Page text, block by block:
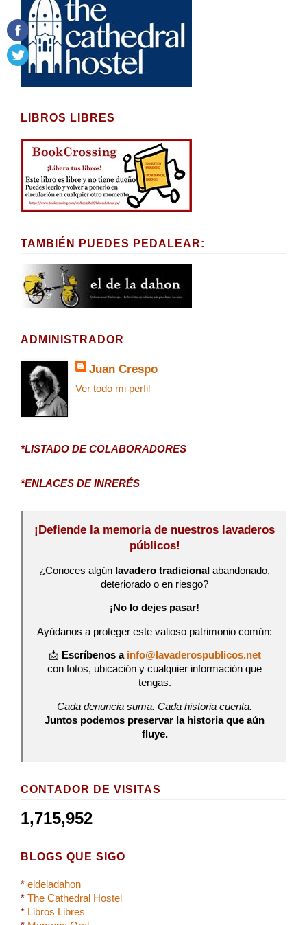
LIBROS LIBRES
TAMBIÉN PUEDES PEDALEAR:
ADMINISTRADOR
Juan Crespo
Ver todo mi perfil
*LISTADO DE COLABORADORES
*ENLACES DE INRERÉS
¡Defiende la memoria de nuestros lavaderos
públicos!
¿Conoces algún lavadero tradicional abandonado,
deteriorado o en riesgo?
¡No lo dejes pasar!
Ayúdanos a proteger este valioso patrimonio común:
📩 Escríbenos a info@lavaderospublicos.net
con fotos, ubicación y cualquier información que
tengas.
Cada denuncia suma. Cada historia cuenta.
Juntos podemos preservar la historia que aún
fluye.
CONTADOR DE VISITAS
1,715,952
BLOGS QUE SIGO
* eldeladahon
* The Cathedral Hostel
* Libros Libres